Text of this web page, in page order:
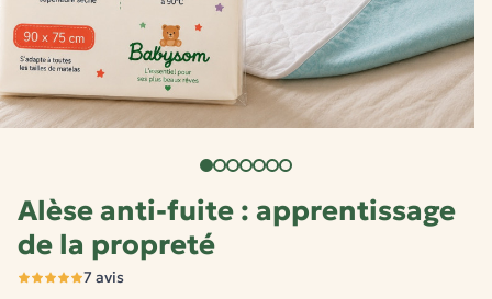
Alèse anti-fuite : apprentissage
de la propreté
7 avis